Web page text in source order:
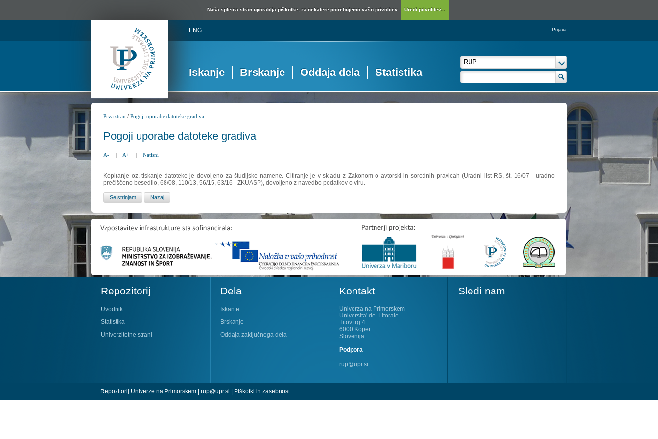
Naša spletna stran uporablja piškotke, za nekatere potrebujemo vašo privolitev. Uredi privolitev...
ENG Prijava
Iskanje Brskanje Oddaja dela Statistika
Prva stran /Pogoji uporabe datoteke gradiva
Pogoji uporabe datoteke gradiva
A- | A+ | Natisni
Kopiranje oz. tiskanje datoteke je dovoljeno za študijske namene. Citiranje je v skladu z Zakonom o avtorski in sorodnih pravicah (Uradni list RS, št. 16/07 - uradno
prečiščeno besedilo, 68/08, 110/13, 56/15, 63/16 - ZKUASP), dovoljeno z navedbo podatkov o viru.
Repozitorij
Uvodnik
Statistika
Univerzitetne strani
Dela
Iskanje
Brskanje
Oddaja zaključnega dela
Kontakt
Univerza na Primorskem
Universita' del Litorale
Titov trg 4
6000 Koper
Slovenija
Podpora
rup@upr.si
Sledi nam
Repozitorij Univerze na Primorskem | rup@upr.si | Piškotki in zasebnost